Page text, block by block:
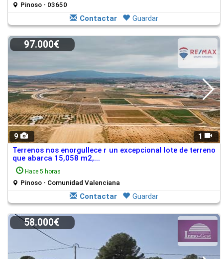
Pinoso - 03650
Contactar Guardar
9 1
97.000€
Terrenos nos enorgullece r un excepcional lote de terreno
que abarca 15,058 m2,...
Hace 5 horas
Pinoso - Comunidad Valenciana
Contactar Guardar
58.000€